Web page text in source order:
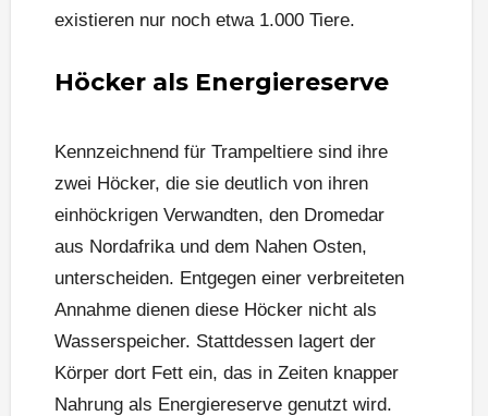
existieren nur noch etwa 1.000 Tiere.
Höcker als Energiereserve
Kennzeichnend für Trampeltiere sind ihre
zwei Höcker, die sie deutlich von ihren
einhöckrigen Verwandten, den Dromedar
aus Nordafrika und dem Nahen Osten,
unterscheiden. Entgegen einer verbreiteten
Annahme dienen diese Höcker nicht als
Wasserspeicher. Stattdessen lagert der
Körper dort Fett ein, das in Zeiten knapper
Nahrung als Energiereserve genutzt wird.